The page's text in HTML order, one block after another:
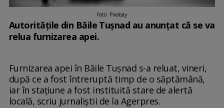
Foto: Pixabay
Autoritățile din Băile Tușnad au anunțat că se va
relua furnizarea apei.
Furnizarea apei în Băile Tuşnad s-a reluat, vineri,
după ce a fost întreruptă timp de o săptămână,
iar în staţiune a fost instituită stare de alertă
locală, scriu jurnaliștii de la Agerpres.